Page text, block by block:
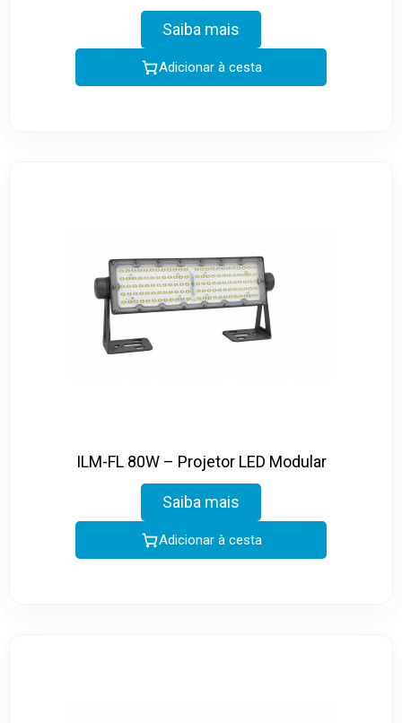
Saiba mais
Adicionar à cesta
ILM-FL 80W – Projetor LED Modular
Saiba mais
Adicionar à cesta